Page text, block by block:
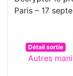
Paris – 17
Détail sortie
Autres